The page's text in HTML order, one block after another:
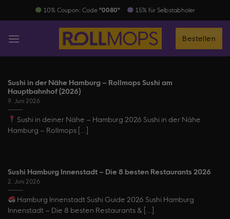
Inhalt
​ 10% Coupon: Code "0080" 15% für Selbstabholer
Bestellen
Sushi in der Nähe Hamburg – Rollmops Sushi am
Hauptbahnhof (2026)
9. Juni 2026
Sushi in deiner Nähe – Hamburg 2026 Sushi in der Nähe
Hamburg – Rollmops [...]
Sushi Hamburg Innenstadt – Die 8 besten Restaurants 2026
2. Juni 2026
Hamburg Innenstadt Sushi Guide 2026 Sushi Hamburg
Innenstadt – Die 8 besten Restaurants & [...]